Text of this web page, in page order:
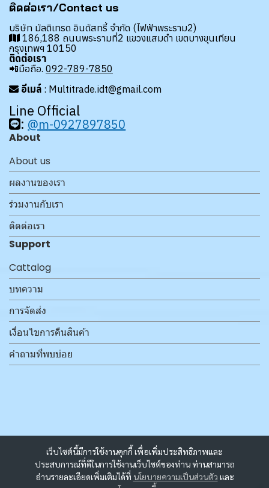
เว็บไซต์นี้มีการใช้งานคุกกี้ เพื่อเพิ่มประสิทธิภาพและ
ประสบการณ์ที่ดีในการใช้งานเว็บไซต์ของท่าน ท่านสามารถ
อ่านรายละเอียดเพิ่มเติมได้ที่ นโยบายความเป็นส่วนตัว และ
ติดต่อเรา/Contact us
บริษัท มัลติเทรด อินดัสทรี้ จำกัด (ไฟฟ้าพระราม2)
186,188 ถนนพระรามที่2 แขวงแสมดำ เขตบางขุนเทียน
กรุงเทพฯ 10150
ติดต่อเรา
📲มือถือ. 092-789-7850
อีเมล์ : Multitrade.idt@gmail.com
Line Official
: @m-0927897850
About
About us
ผลงานของเรา
ร่วมงานกับเรา
ติดต่อเรา
Support
Cattalog
บทความ
การจัดส่ง
เงื่อนไขการคืนสินค้า
คำถามที่พบบ่อย